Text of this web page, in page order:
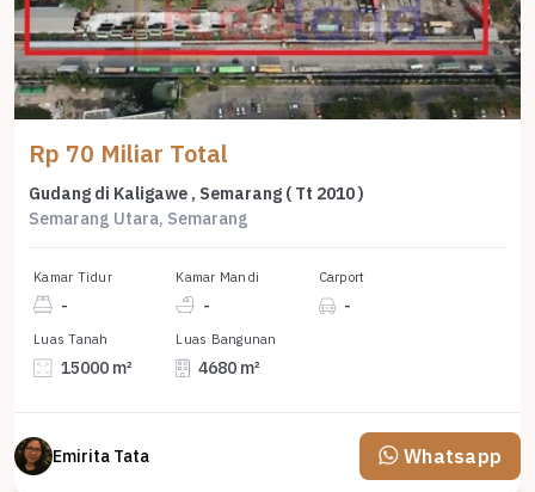
Rp 70 Miliar Total
Gudang di Kaligawe , Semarang ( Tt 2010 )
Semarang Utara, Semarang
Kamar Tidur
-
Kamar Mandi
-
Carport
-
Luas Tanah
15000 m²
Luas Bangunan
4680 m²
Emirita Tata Whatsapp